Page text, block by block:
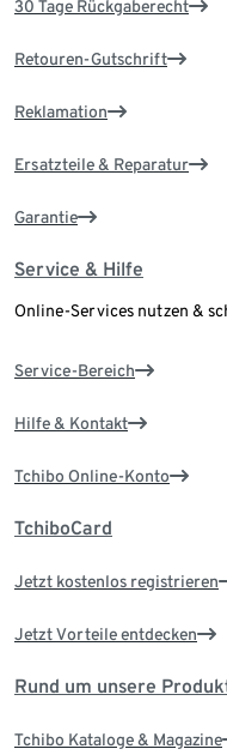
30 Tage Rückgaberecht
Retouren-Gutschrift
Reklamation
Ersatzteile & Reparatur
Garantie
Service & Hilfe
Online-Services nutzen &
Service-Bereich
Hilfe & Kontakt
Tchibo Online-Konto
TchiboCard
Jetzt kostenlos registrieren
Jetzt Vorteile entdecken
Rund um unsere
Tchibo Kataloge & Magazine